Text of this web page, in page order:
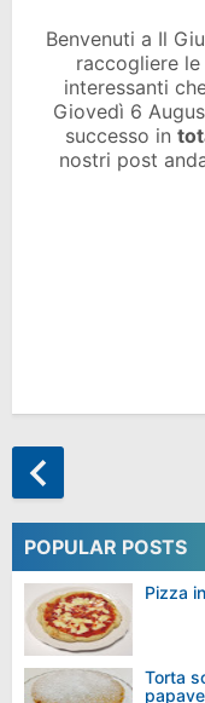
Benvenuti a Il
raccogliere
interessanti
Giovedì 6
successo in
nostri post
POPULAR POSTS
Pizza
Torta